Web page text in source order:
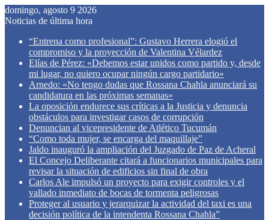
domingo, agosto 9 2026
Noticias de última hora
“Entrena como profesional”: Gustavo Herrera elogió el
compromiso y la proyección de Valentina Vélardez
Elías de Pérez: «Debemos estar unidos como partido y, desde
mi lugar, no quiero ocupar ningún cargo partidario»
Arnedo: «No tengo dudas que Rossana Chahla anunciará su
candidatura en las próximas semanas»
La oposición endurece sus críticas a la Justicia y denuncia
obstáculos para investigar casos de corrupción
Denuncian al vicepresidente de Atlético Tucumán
“Como toda mujer, se encarga del maquillaje”
Jaldo inauguró la ampliación del Juzgado de Paz de Acheral
El Concejo Deliberante citará a funcionarios municipales para
revisar la situación de edificios sin final de obra
Carlos Ale impulsó un proyecto para exigir controles y el
vallado inmediato de bocas de tormenta peligrosas
Proteger al usuario y jerarquizar la actividad del taxi es una
decisión política de la intendenta Rossana Chahla”